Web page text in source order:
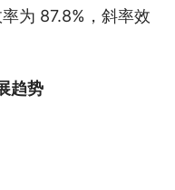
为 87.8%，斜率效
趋势